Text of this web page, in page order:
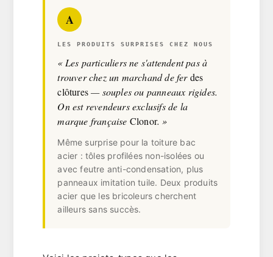
A
LES PRODUITS SURPRISES CHEZ NOUS
« Les particuliers ne s'attendent pas à
trouver chez un marchand de ferdes
clôtures— souples ou panneaux rigides.
On est revendeurs exclusifs de la
marque française Clonor. »
Même surprise pour la toiture bac
acier : tôles profilées non-isolées ou
avec feutre anti-condensation, plus
panneaux imitation tuile. Deux produits
acier que les bricoleurs cherchent
ailleurs sans succès.